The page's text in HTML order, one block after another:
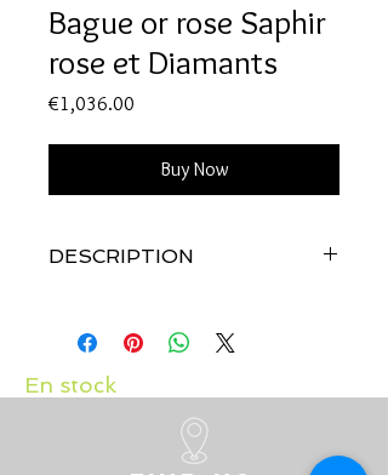
Bague or rose Saphir
rose et Diamants
€1,036.00
Buy Now
DESCRIPTION
saphir rose 0.55 carat,
diamants 0.05 carat
En stock